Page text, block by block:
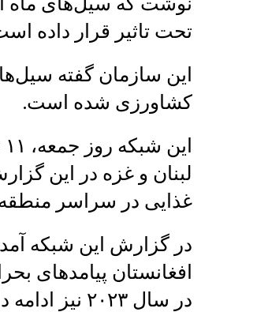
تحت تاثیر قرار داده
این سازمان گفته
کشاورزی شده است.
لبنان و غزه در این
غذایی در سراسر
در گزارش این شبکه
افغانستان پیامدهای
در سال ۲۰۲۳ نیز ادامه داشته است.